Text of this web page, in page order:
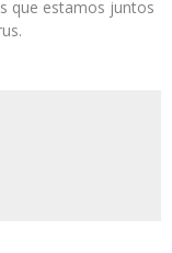
que estamos juntos